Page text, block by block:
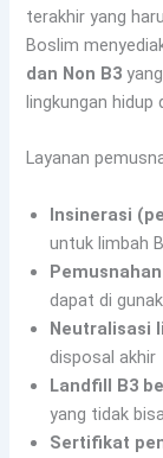
terakhir yang
Boslim
dan Non B3
lingkungan hidup
Layanan
Insinerasi
untuk limbah
dapat di
Neutralisasi
disposal akhir
Landfill B3
yang tidak
Sertifikat